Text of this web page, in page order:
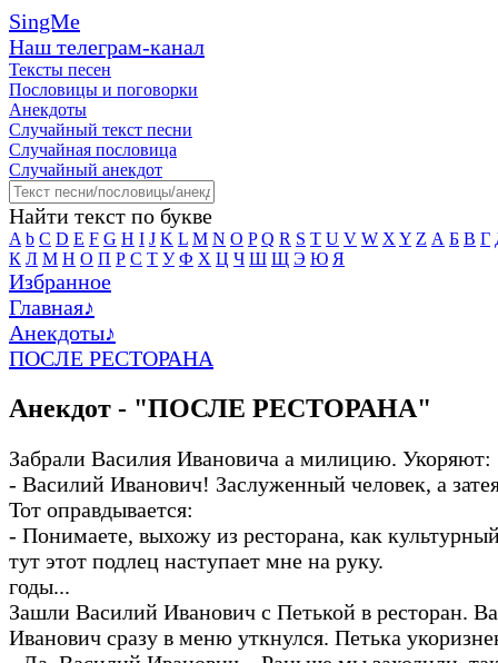
SingMe
Наш телеграм-канал
Тексты песен
Пословицы и поговорки
Анекдоты
Случайный текст песни
Случайная пословица
Случайный анекдот
Найти текст по букве
A b C D E F G H I J K L M N O P Q R S T U V W X Y Z А Б В Г
К Л М Н О П Р С Т У Ф Х Ц Ч Ш Щ Э Ю Я
Избранное
Главная♪
Анекдоты♪
ПОСЛЕ РЕСТОРАНА
Анекдот - "ПОСЛЕ РЕСТОРАНА"
Забрали Василия Ивановича а милицию. Укоряют:
- Василий Иванович! Заслуженный человек, а
Тот оправдывается:
- Понимаете, выхожу из ресторана, как
тут этот подлец наступает мне на руку.
годы...
Зашли Василий Иванович с Петькой в ресторан.
Иванович сразу в меню уткнулся. Петька